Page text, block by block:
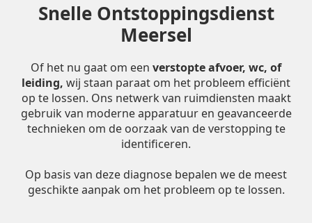
Snelle Ontstoppingsdienst
Meersel
Of het nu gaat om een verstopte afvoer, wc, of
leiding, wij staan paraat om het probleem efficiënt
op te lossen. Ons netwerk van ruimdiensten maakt
gebruik van moderne apparatuur en geavanceerde
technieken om de oorzaak van de verstopping te
identificeren.
Op basis van deze diagnose bepalen we de meest
geschikte aanpak om het probleem op te lossen.